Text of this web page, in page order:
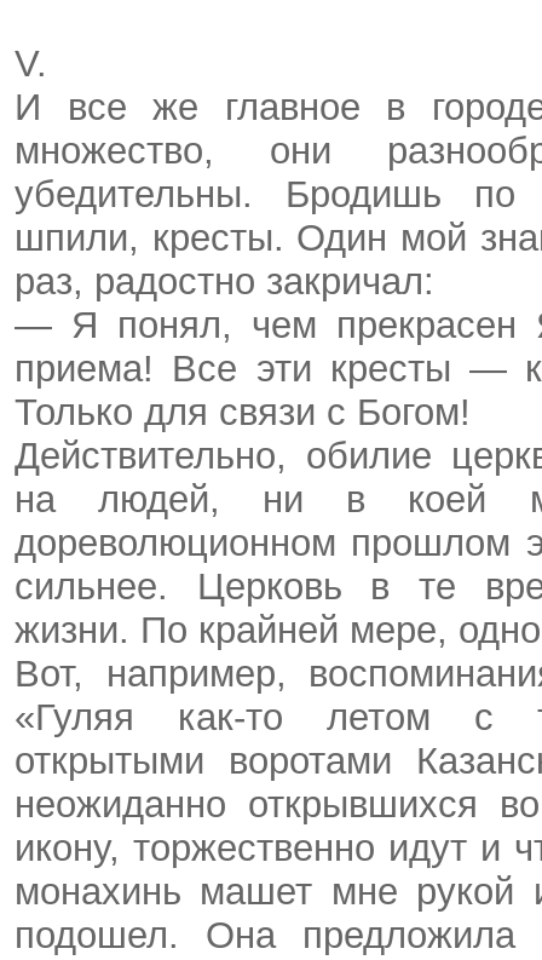
V.
И все же главное в
множество, они
убедительны. Бродишь
шпили, кресты. Один мой
раз, радостно закричал:
— Я понял, чем прекрасен
приема! Все эти кресты —
Только для связи с Богом!
Действительно, обилие
на людей, ни в коей
дореволюционном прошлом
сильнее. Церковь в те
жизни. По крайней мере,
Вот, например,
«Гуляя как-то летом с
открытыми воротами
неожиданно открывшихся
икону, торжественно идут и
монахинь машет мне
подошел. Она предложила